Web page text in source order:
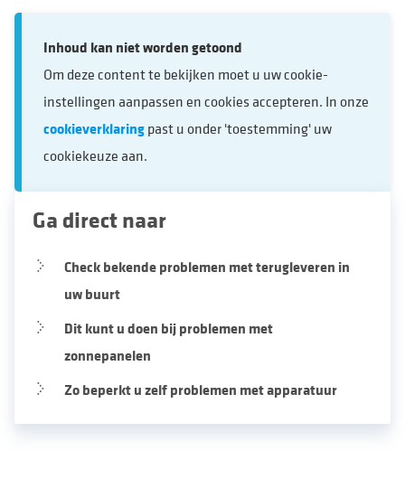
Inhoud kan niet worden getoond
Om deze content te bekijken moet u uw cookie-
instellingen aanpassen en cookies accepteren. In onze
cookieverklaring past u onder 'toestemming' uw
cookiekeuze aan.
Ga direct naar
Check bekende problemen met terugleveren in
uw buurt
Dit kunt u doen bij problemen met
zonnepanelen
Zo beperkt u zelf problemen met apparatuur